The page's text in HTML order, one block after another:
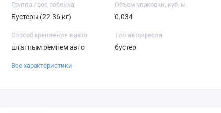
Группа / вес ребенка
Бустеры (22-36 кг)
Объем упаковки, куб. м.
0.034
Способ крепления в авто
штатным ремнем авто
Тип автокресла
бустер
Все характеристики